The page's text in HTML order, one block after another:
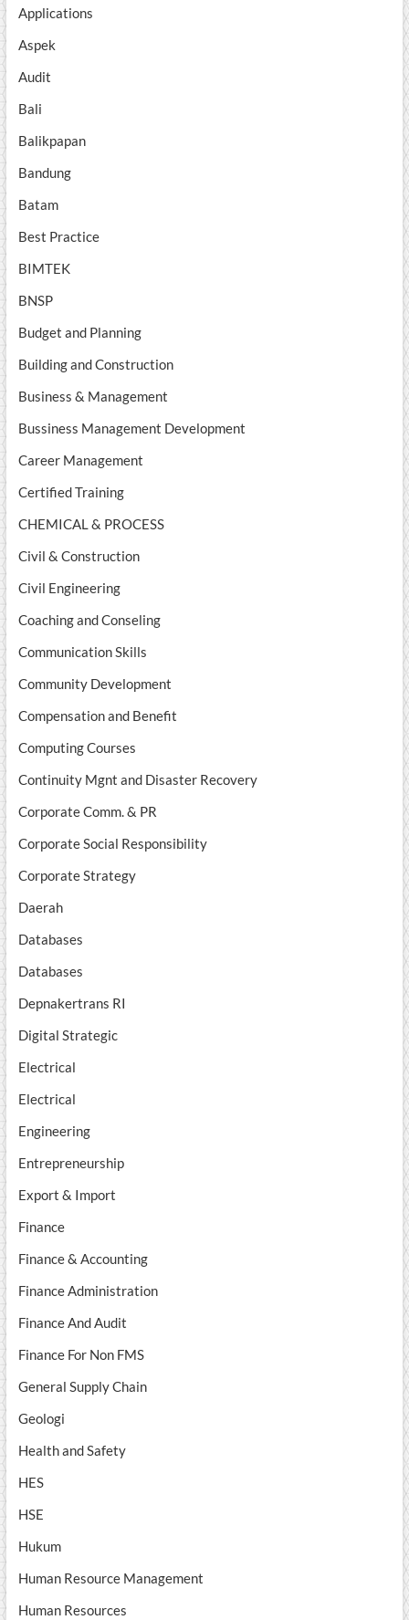
Applications
Aspek
Audit
Bali
Balikpapan
Bandung
Batam
Best Practice
BIMTEK
BNSP
Budget and Planning
Building and Construction
Business & Management
Bussiness Management Development
Career Management
Certified Training
CHEMICAL & PROCESS
Civil & Construction
Civil Engineering
Coaching and Conseling
Communication Skills
Community Development
Compensation and Benefit
Computing Courses
Continuity Mgnt and Disaster Recovery
Corporate Comm. & PR
Corporate Social Responsibility
Corporate Strategy
Daerah
Databases
Databases
Depnakertrans RI
Digital Strategic
Electrical
Electrical
Engineering
Entrepreneurship
Export & Import
Finance
Finance & Accounting
Finance Administration
Finance And Audit
Finance For Non FMS
General Supply Chain
Geologi
Health and Safety
HES
HSE
Hukum
Human Resource Management
Human Resources